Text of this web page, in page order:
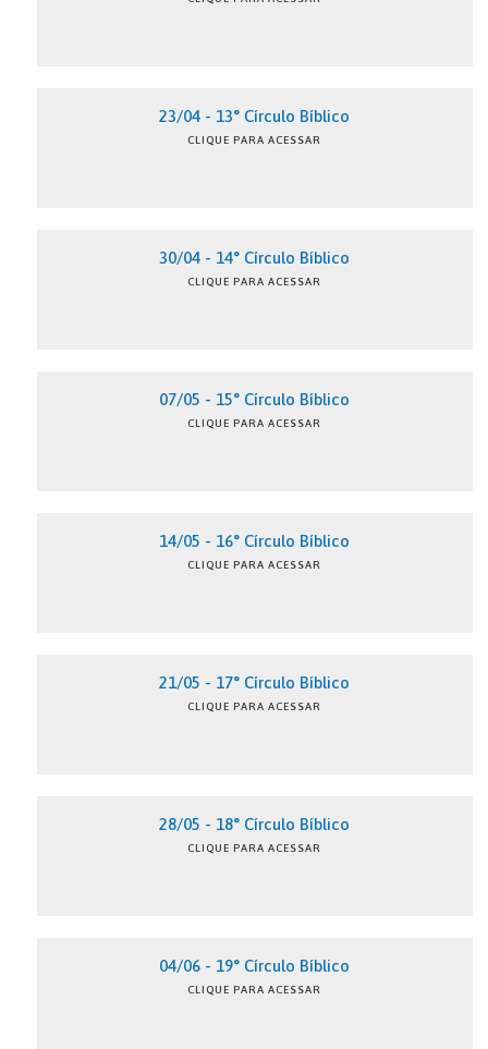
23/04 - 13° Círculo Bíblico
CLIQUE PARA ACESSAR
30/04 - 14° Círculo Bíblico
CLIQUE PARA ACESSAR
07/05 - 15° Círculo Bíblico
CLIQUE PARA ACESSAR
14/05 - 16° Círculo Bíblico
CLIQUE PARA ACESSAR
21/05 - 17° Círculo Bíblico
CLIQUE PARA ACESSAR
28/05 - 18° Círculo Bíblico
CLIQUE PARA ACESSAR
04/06 - 19° Círculo Bíblico
CLIQUE PARA ACESSAR